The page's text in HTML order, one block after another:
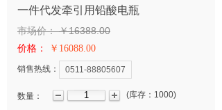
一件代发牵引用铅酸电瓶
市场价： ￥16388.00
价格： ￥16088.00
销售热线： 0511-88805607
数量： (库存： 1000)